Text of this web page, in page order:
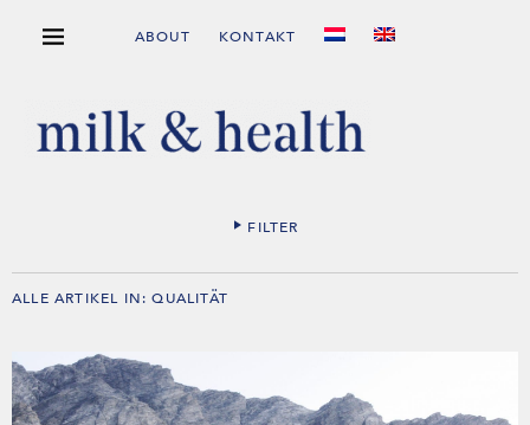
ABOUT KONTAKT
FILTER
ALLE ARTIKEL IN:QUALITÄT